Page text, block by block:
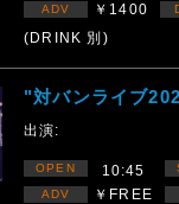
ADV
￥1400
(DRINK 別)
"対バンライブ
出演:
OPEN 10:45
ADV
￥FREE